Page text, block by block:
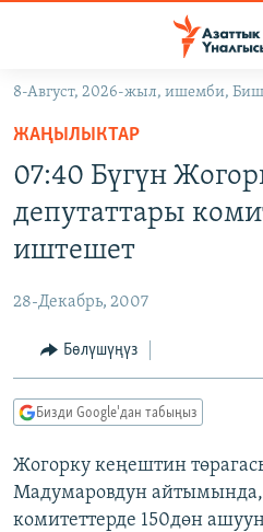
Навигацияга
өтүңүз
салыңызКЫРГЫЗСТАН
МАДАНИЯТ
УКРАИНА
ТВ ПРОГРАММАЛАР
БҮГҮН АЗАТТЫКТА
ДАНИСТЕ
ЭЖЕ-СИҢДИЛЕР
ПОДКАСТ
ОНЛАЙН ШЕРИНЕ
8-Август, 2026-жыл, ишемби,
ЖАҢЫЛЫКТАР
07:40 Бүгүн
депутаттары
иштешет
28-Декабрь, 2007
Бөлүшүңүз
Бизди Google'дан табыңыз
Жогорку кеңештин
Мадумаровдун айтымында,
комитеттерде 150дөн